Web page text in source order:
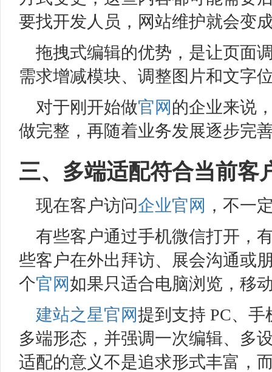
要找开发人员，网站维护就会变
拖拽式编辑的优势，是让页面
需求增减模块、调整图片和文字
对于刚开始做官网 的企业来说
做完整，再随着业务发展逐步完
三、多端适配符合当前客
现在客户访问企业官网 ，不一
有些客户通过手机微信打开，
些客户在外出拜访、展会沟通或
个官网如果只适合电脑浏览，移
建站之星官网提到支持 PC、
多端形态，并强调一次编辑、多
适配的意义不是追求形式丰富，